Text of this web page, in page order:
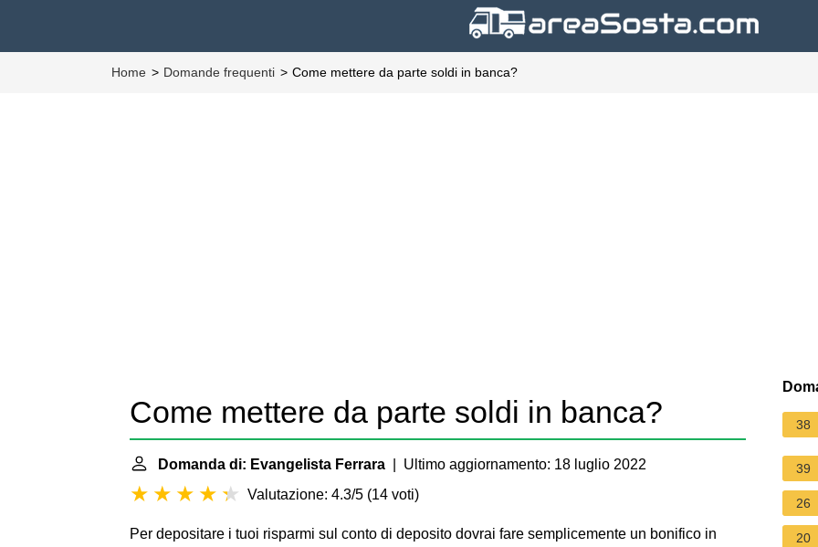
Home Domande frequenti Come mettere da parte soldi in banca?
Come mettere da parte soldi in banca?
Domanda di: Evangelista Ferrara | Ultimo aggiornamento: 18 luglio 2022
Valutazione: 4.3/5 (14 voti)
Per depositare i tuoi risparmi sul conto di deposito dovrai fare semplicemente un bonifico in
38
39
26
20